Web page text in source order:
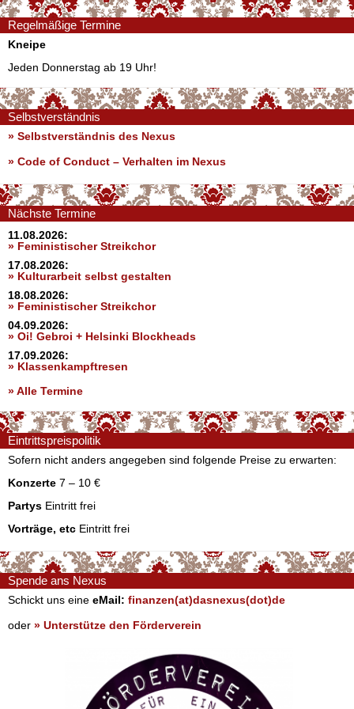
Regelmäßige Termine
Kneipe
Jeden Donnerstag ab 19 Uhr!
Selbstverständnis
» Selbstverständnis des Nexus
» Code of Conduct – Verhalten im Nexus
Nächste Termine
11.08.2026:
» Feministischer Streikchor
17.08.2026:
» Kulturarbeit selbst gestalten
18.08.2026:
» Feministischer Streikchor
04.09.2026:
» Oi! Gebroi + Helsinki Blockheads
17.09.2026:
» Klassenkampftresen
» Alle Termine
Eintrittspreispolitik
Sofern nicht anders angegeben sind folgende Preise zu erwarten:
Konzerte 7 – 10 €
Partys Eintritt frei
Vorträge, etc Eintritt frei
Spende ans Nexus
Schickt uns eine eMail: finanzen(at)dasnexus(dot)de
oder » Unterstütze den Förderverein